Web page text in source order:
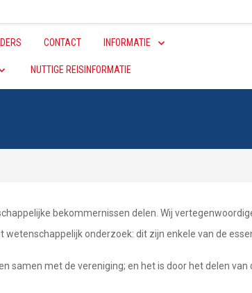
CONTACT INFORMATIE
NUTTIGE REISINFORMATIE
bekommernissen delen. Wij
onderzoek: dit zijn enkele van de
samen met de vereniging; en het is door het delen